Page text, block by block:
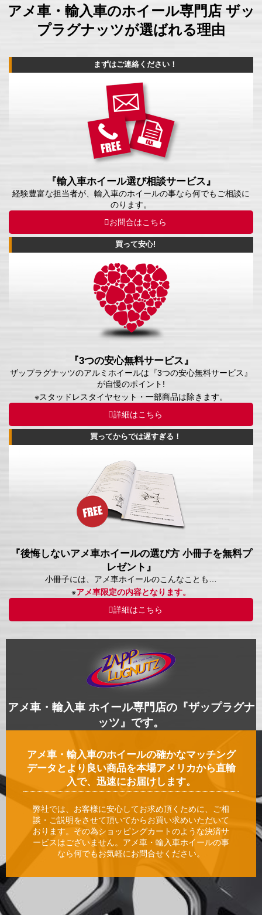
アメ車・輸入車のホイール専門店 ザッ
プラグナッツが選ばれる理由
まずはご連絡ください！
『輸入車ホイール選び相談サービス』
経験豊富な担当者が、輸入車のホイールの事なら何でもご相談に
のります。
お問合はこちら
買って安心!
『3つの安心無料サービス』
ザップラグナッツのアルミホイールは『3つの安心無料サービス』
が自慢のポイント!
※スタッドレスタイヤセット・一部商品は除きます。
詳細はこちら
買ってからでは遅すぎる！
『後悔しないアメ車ホイールの選び方 小冊子を無料プ
レゼント』
小冊子には、アメ車ホイールのこんなことも…
※アメ車限定の内容となります。
詳細はこちら
アメ車・輸入車 ホイール専門店の『ザップラグナ
ッツ』です。
アメ車・輸入車のホイールの確かなマッチング
データとより良い商品を本場アメリカから直輸
入で、迅速にお届けします。
弊社では、お客様に安心してお求め頂くために、ご相
談・ご説明をさせて頂いてからお買い求めいただいて
おります。その為ショッピングカートのような決済サ
ービスはございません。アメ車・輸入車ホイールの事
なら何でもお気軽にお問合せください。